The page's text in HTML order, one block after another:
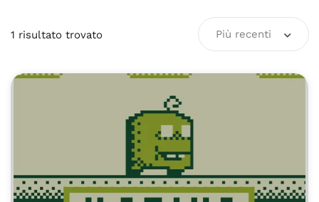
1 risultato trovato Più recenti